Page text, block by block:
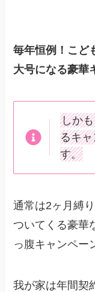
毎年恒例！こど
大号になる豪華
しか
るキ
す。
通常は2ヶ月縛
ついてくる豪華
っ腹キャンペー
我が家は年間契